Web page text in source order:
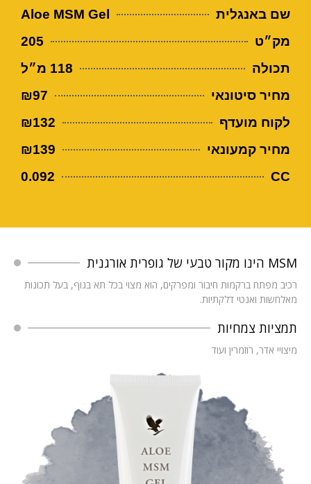
שם באנגלית
Aloe MSM Gel
מק״ט
205
תכולה
118 מ״ל
מחיר סיטונאי
₪97
לקוח מועדף
₪132
מחיר קמעונאי
₪139
CC
0.092
MSM הינו מקור טבעי של גופרית אורגנית‮
רכיב מפתח ברקמות חיבור ומפרקים, הוא מצוי בכל תא בגוף, בעל תכונות
מאלחשות ואנטי דלקתיות.
‮תמציות צמחיות
מיצויי אדר, רוזמרין ועוד